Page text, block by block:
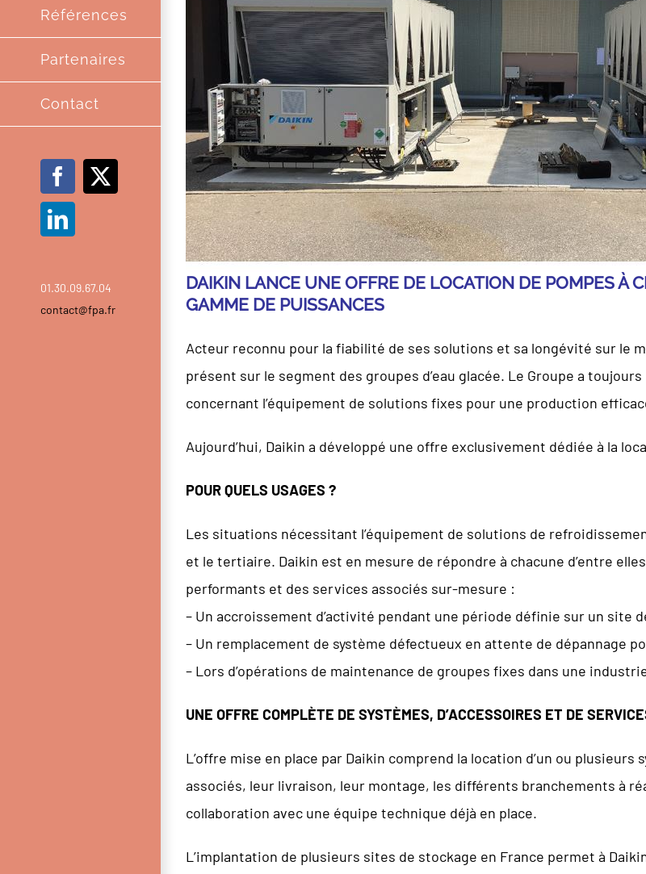
Références
Partenaires
Contact
Facebook
X
LinkedIn
01.30.09.67.04
contact@fpa.fr
DAIKIN LANCE UNE OFFRE DE LOCATION DE POMPES À
GAMME DE PUISSANCES
Acteur reconnu pour la fiabilité de ses solutions et sa longévité sur le
présent sur le segment des groupes d’eau glacée. Le Groupe a
concernant l’équipement de solutions fixes pour une production
Aujourd’hui, Daikin a développé une offre exclusivement dédiée à la
POUR QUELS USAGES ?
Les situations nécessitant l’équipement de solutions de
et le tertiaire. Daikin est en mesure de répondre à chacune d’entre
performants et des services associés sur-mesure :
– Un accroissement d’activité pendant une période définie sur un
– Un remplacement de système défectueux en attente de dépannage
– Lors d’opérations de maintenance de groupes fixes dans une
UNE OFFRE COMPLÈTE DE SYSTÈMES, D’ACCESSOIRES ET DE
L’offre mise en place par Daikin comprend la location d’un ou
associés, leur livraison, leur montage, les différents branchements à
collaboration avec une équipe technique déjà en place.
L’implantation de plusieurs sites de stockage en France permet à